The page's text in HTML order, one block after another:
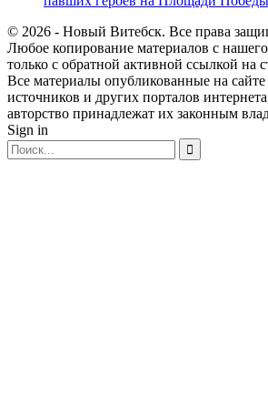
© 2026 - Новый Витебск. Все права
Любое копирование материалов с нашего
только с обратной активной ссылкой на
Все материалы опубликованные на
источников и других порталов
авторство принадлежат их законным
Sign in